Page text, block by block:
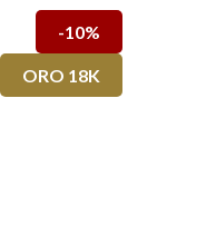
-10%
ORO 18K